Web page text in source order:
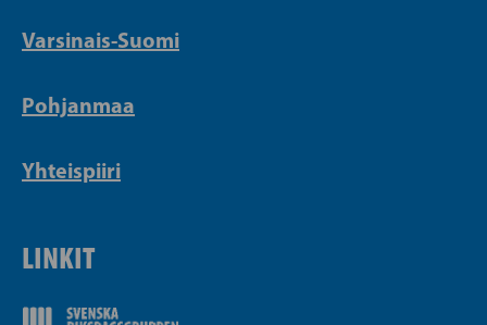
Varsinais-Suomi
Pohjanmaa
Yhteispiiri
LINKIT